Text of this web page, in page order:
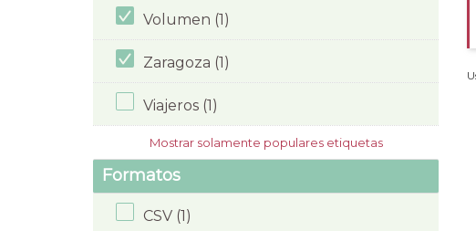
Volumen (1)
Zaragoza (1)
Viajeros (1)
Mostrar solamente populares etiquetas
Formatos
CSV (1)